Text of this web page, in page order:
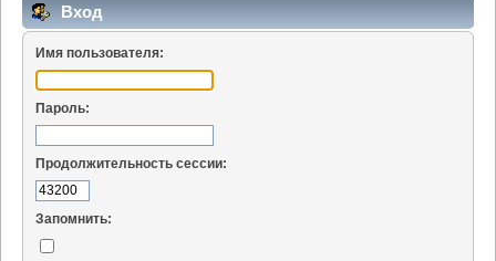
Вход
Имя пользователя:
Пароль:
Продолжительность сессии:
Запомнить: